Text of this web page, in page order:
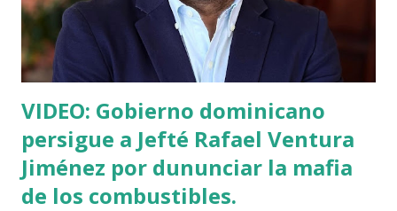
VIDEO: Gobierno dominicano
persigue a Jefté Rafael Ventura
Jiménez por dununciar la mafia
de los combustibles.